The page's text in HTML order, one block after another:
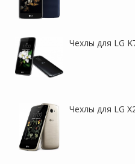
Чехлы для LG
Чехлы для LG